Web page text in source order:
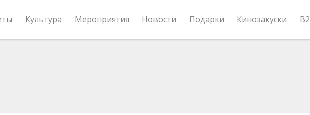
Культура Мероприятия Новости Подарки Кинозакуски